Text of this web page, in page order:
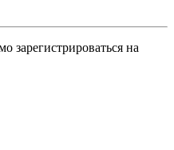
зарегистрироваться на